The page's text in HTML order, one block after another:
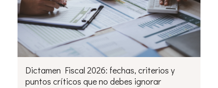
Dictamen Fiscal 2026: fechas, criterios y
puntos críticos que no debes ignorar